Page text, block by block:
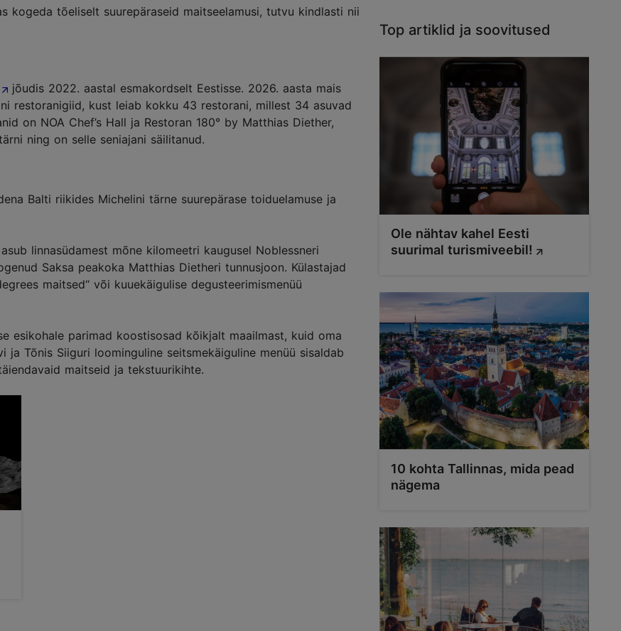
kogeda tõeliselt suurepäraseid maitseelamusi, tutvu kindlasti nii
jõudis 2022. aastal esmakordselt Eestisse. 2026. aasta mais
restoranigiid, kust leiab kokku 43 restorani, millest 34 asuvad
on NOA Chef’s Hall ja Restoran 180° by Matthias Diether,
ning on selle seniajani säilitanud.
Balti riikides Michelini tärne suurepärase toiduelamuse ja
asub linnasüdamest mõne kilomeetri kaugusel Noblessneri
Saksa peakoka Matthias Dietheri tunnusjoon. Külastajad
maitsed“ või kuuekäigulise degusteerimismenüü
esikohale parimad koostisosad kõikjalt maailmast, kuid oma
Tõnis Siiguri loominguline seitsmekäiguline menüü sisaldab
maitseid ja tekstuurikihte.
Top artiklid ja soovitused
Ole nähtav kahel Eesti
suurimal turismiveebil!
10 kohta Tallinnas, mida pead
nägema